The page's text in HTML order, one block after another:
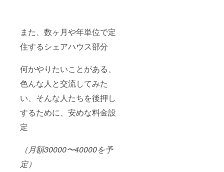
また、数ヶ月や年単位で定
住するシェアハウス部分
何かやりたいことがある、
色んな人と交流してみた
い、そんな人たちを後押し
するために、安めな料金設
定
（月額30000〜40000を予
定）